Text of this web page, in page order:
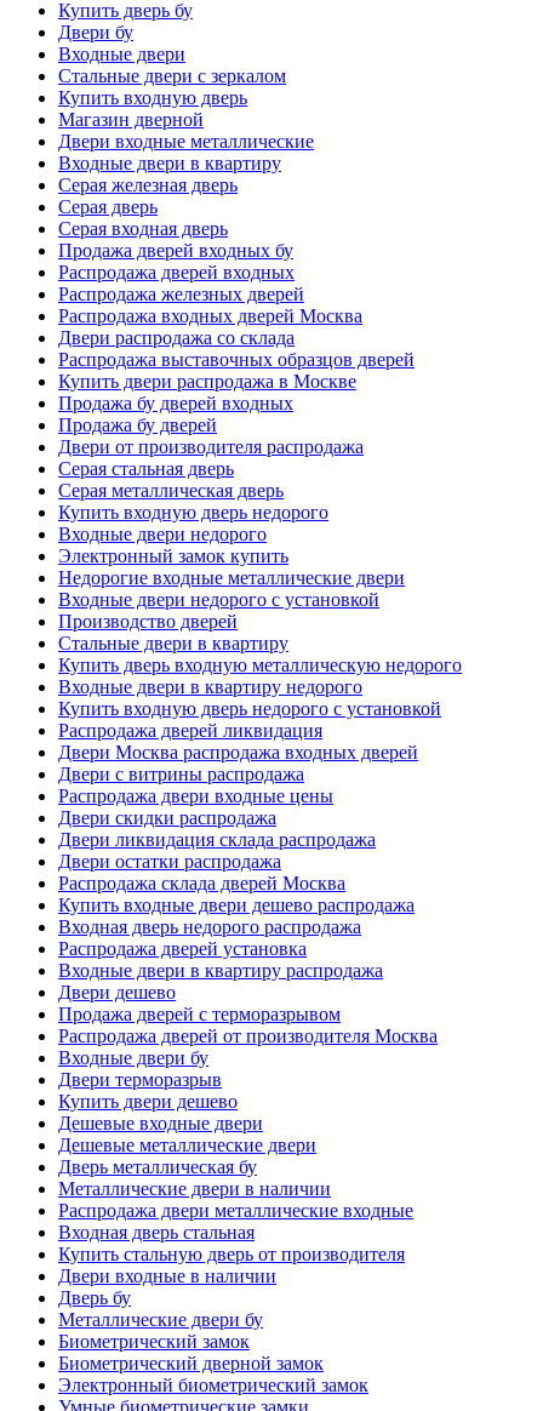
Купить дверь бу
Двери бу
Входные двери
Стальные двери с зеркалом
Купить входную дверь
Магазин дверной
Двери входные металлические
Входные двери в квартиру
Серая железная дверь
Серая дверь
Серая входная дверь
Продажа дверей входных бу
Распродажа дверей входных
Распродажа железных дверей
Распродажа входных дверей Москва
Двери распродажа со склада
Распродажа выставочных образцов дверей
Купить двери распродажа в Москве
Продажа бу дверей входных
Продажа бу дверей
Двери от производителя распродажа
Серая стальная дверь
Серая металлическая дверь
Купить входную дверь недорого
Входные двери недорого
Электронный замок купить
Недорогие входные металлические двери
Входные двери недорого с установкой
Производство дверей
Стальные двери в квартиру
Купить дверь входную металлическую недорого
Входные двери в квартиру недорого
Купить входную дверь недорого с установкой
Распродажа дверей ликвидация
Двери Москва распродажа входных дверей
Двери с витрины распродажа
Распродажа двери входные цены
Двери скидки распродажа
Двери ликвидация склада распродажа
Двери остатки распродажа
Распродажа склада дверей Москва
Купить входные двери дешево распродажа
Входная дверь недорого распродажа
Распродажа дверей установка
Входные двери в квартиру распродажа
Двери дешево
Продажа дверей с терморазрывом
Распродажа дверей от производителя Москва
Входные двери бу
Двери терморазрыв
Купить двери дешево
Дешевые входные двери
Дешевые металлические двери
Дверь металлическая бу
Металлические двери в наличии
Распродажа двери металлические входные
Входная дверь стальная
Купить стальную дверь от производителя
Двери входные в наличии
Дверь бу
Металлические двери бу
Биометрический замок
Биометрический дверной замок
Электронный биометрический замок
Умные биометрические замки